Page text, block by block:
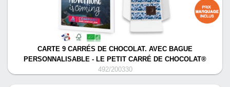
CARTE 9 CARRÉS DE CHOCOLAT. AVEC BAGUE
PERSONNALISABLE - LE PETIT CARRÉ DE CHOCOLAT®
492/200330